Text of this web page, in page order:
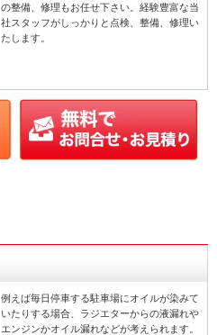
の整備、修理もお任せ下さい。経験豊富な当
社スタッフがしっかりと点検、整備、修理い
たします。
例えば毎日停車する駐車場にオイルが染みて
いたりする場合、ラジエターからの液漏れや
エンジンかオイル漏れなどが考えられます。